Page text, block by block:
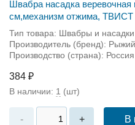
Швабра насадка
см,механизм отжима, ТВИСТ
Тип товара: Швабры и насадки
Производитель (бренд):
Производство (страна): Россия
384 ₽
В наличии: 1 (шт)
- + В